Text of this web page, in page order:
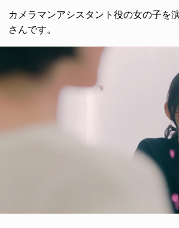
カメラマンアシスタント役の女の子を
さんです。